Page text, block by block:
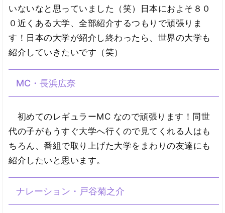
いないなと思っていました（笑）日本におよそ８０
０近くある大学、全部紹介するつもりで頑張りま
す！日本の大学が紹介し終わったら、世界の大学も
紹介していきたいです（笑）
MC・長浜広奈
初めてのレギュラーMC なので頑張ります！同世
代の子がもうすぐ大学へ行くので見てくれる人はも
ちろん、番組で取り上げた大学をまわりの友達にも
紹介したいと思います。
ナレーション・戸谷菊之介